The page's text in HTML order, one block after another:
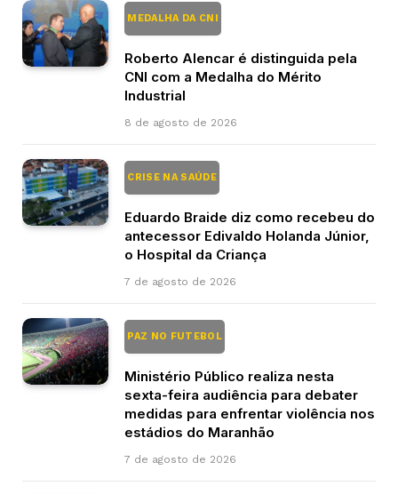
MEDALHA DA CNI
Roberto Alencar é distinguida pela
CNI com a Medalha do Mérito
Industrial
8 de agosto de 2026
CRISE NA SAÚDE
Eduardo Braide diz como recebeu do
antecessor Edivaldo Holanda Júnior,
o Hospital da Criança
7 de agosto de 2026
PAZ NO FUTEBOL
Ministério Público realiza nesta
sexta-feira audiência para debater
medidas para enfrentar violência nos
estádios do Maranhão
7 de agosto de 2026